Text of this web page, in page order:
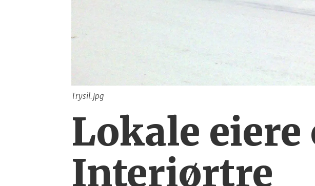
Trysil.jpg
Lokale
Interiørtre